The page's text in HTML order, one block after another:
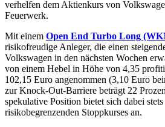
verhelfen dem Aktienkurs von
Feuerwerk.
Mit einem Open End Turbo Long
risikofreudige Anleger, die einen
Volkswagen in den nächsten Wochen
von einem Hebel in Höhe von 4,35
102,15 Euro angenommen (3,10 Euro
zur Knock-Out-Barriere beträgt 22
spekulative Position bietet sich dabei
risikobegrenzenden Stoppkurses an.